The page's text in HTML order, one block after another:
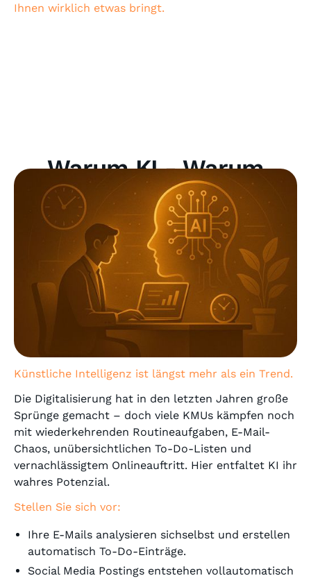
Ihnen wirklich etwas bringt.
Warum KI - Warum
jetzt?
Künstliche Intelligenz ist längst mehr als ein Trend.
Die Digitalisierung hat in den letzten Jahren große
Sprünge gemacht – doch viele KMUs kämpfen noch
mit wiederkehrenden Routineaufgaben, E-Mail-
Chaos, unübersichtlichen To-Do-Listen und
vernachlässigtem Onlineauftritt. Hier entfaltet KI ihr
wahres Potenzial.
Stellen Sie sich vor:
Ihre E-Mails analysieren sichselbst und erstellen
automatisch To-Do-Einträge.
Social Media Postings entstehen vollautomatisch